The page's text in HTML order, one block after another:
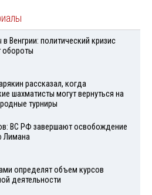
в Венгрии: политический кризис
обороты
рассказал, когда
шахматисты могут вернуться на
турниры
ВС РФ завершают освобождение
Лимана
определят объем курсов
деятельности